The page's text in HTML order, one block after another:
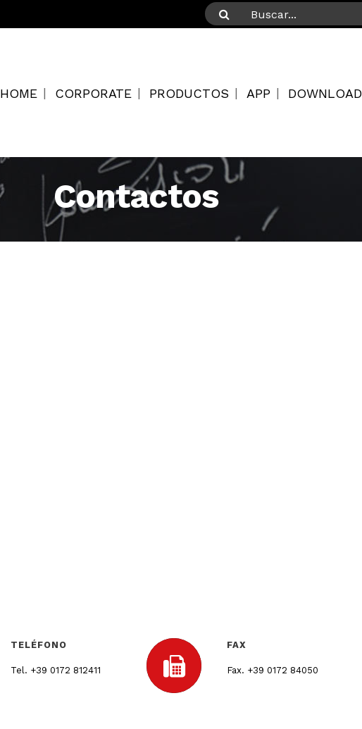
HOME CORPORATE PRODUCTOS APP DOWNLOAD
Contactos
TELÉFONO
Tel. +39 0172 812411
FAX
Fax. +39 0172 84050